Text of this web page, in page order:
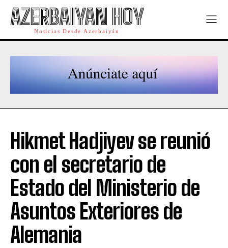
AZERBAIYAN HOY
Noticias Desde Azerbaiyán
Hikmet Hadjiyev se reunió
con el secretario de
Estado del Ministerio de
Asuntos Exteriores de
Alemania